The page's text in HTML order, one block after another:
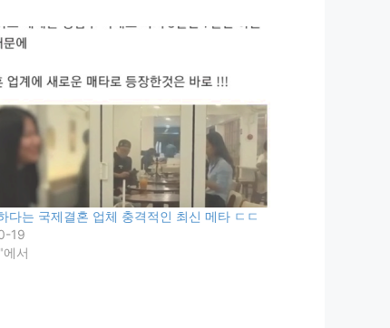
다는 국제결혼 업체 충격적인 최신 메타 ㄷㄷ
19
서